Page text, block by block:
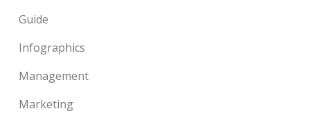
Guide
Infographics
Management
Marketing